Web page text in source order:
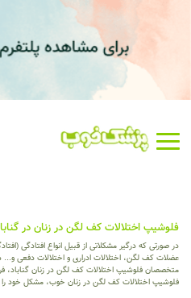
فلوشیپ اختلالات کف لگن در زنان در
در صورتی که درگیر مشکلاتی از قبیل انواع افتادگی
عضلات کف لگن، اختلالات ادراری و اختلالات دفعی
متخصصان فلوشیپ اختلالات کف لگن در زنان گناباد،
فلوشیپ اختلالات کف لگن در زنان خوب، مشکل خود را